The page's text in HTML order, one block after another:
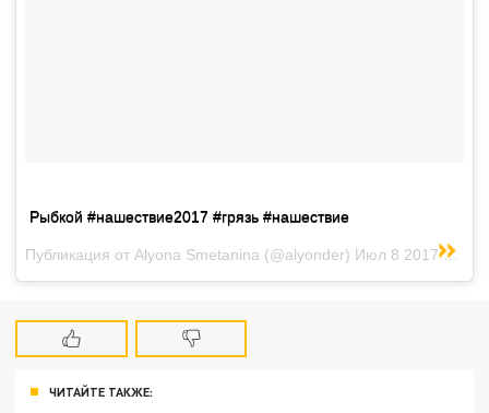
Рыбкой #нашествие2017 #грязь #нашествие
Публикация от Alyona Smetanina (@alyonder) Июл 8 2017 в 4:56 PDT
ЧИТАЙТЕ ТАКЖЕ: